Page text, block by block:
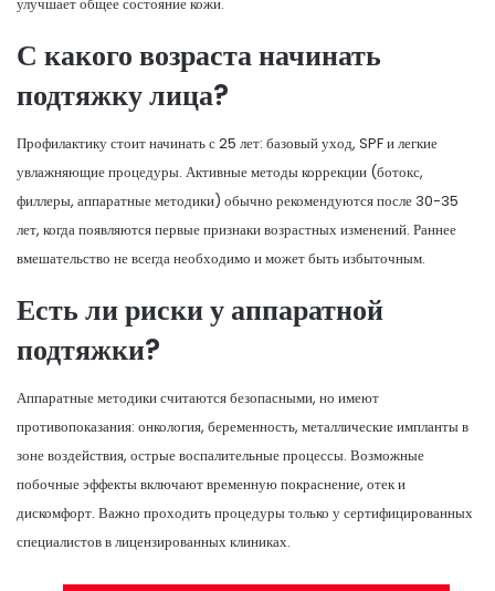
С какого возраста начинать
подтяжку лица?
Профилактику стоит начинать с 25 лет: базовый уход, SPF и легкие
увлажняющие процедуры. Активные методы коррекции (ботокс,
филлеры, аппаратные методики) обычно рекомендуются после 30-35
лет, когда появляются первые признаки возрастных изменений. Раннее
вмешательство не всегда необходимо и может быть избыточным.
Есть ли риски у аппаратной
подтяжки?
Аппаратные методики считаются безопасными, но имеют
противопоказания: онкология, беременность, металлические импланты в
зоне воздействия, острые воспалительные процессы. Возможные
побочные эффекты включают временную покраснение, отек и
дискомфорт. Важно проходить процедуры только у сертифицированных
специалистов в лицензированных клиниках.